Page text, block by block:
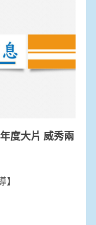
度大片 威秀兩